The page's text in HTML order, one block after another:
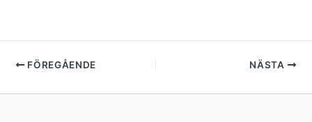
FÖREGÅENDE NÄSTA